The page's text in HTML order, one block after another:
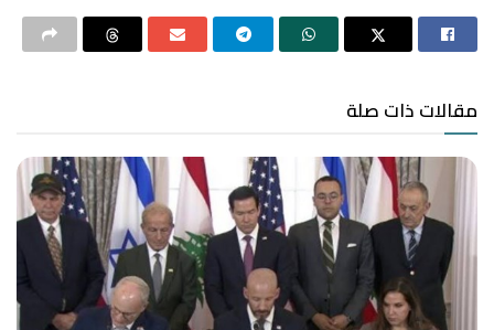
مقالات ذات صلة